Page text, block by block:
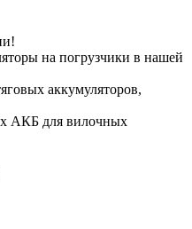
на погрузчики в нашей
аккумуляторов,
АКБ для вилочных